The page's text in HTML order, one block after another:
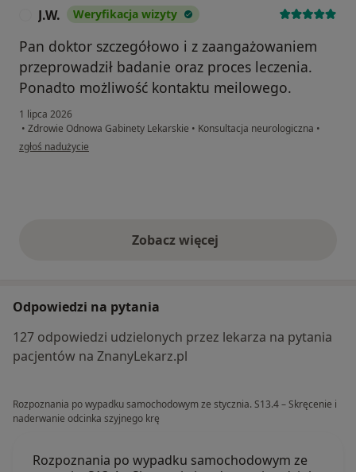
J.W. Weryfikacja wizyty
Pan doktor szczegółowo i z zaangażowaniem
przeprowadził badanie oraz proces leczenia.
Ponadto możliwość kontaktu meilowego.
1 lipca 2026
• Zdrowie Odnowa Gabinety Lekarskie • Konsultacja neurologiczna •
w opinii użytkownika J.W.
zgłoś nadużycie
Zobacz więcejopinie powyżej
Odpowiedzi na pytania
127 odpowiedzi udzielonych przez lekarza na pytania
pacjentów na ZnanyLekarz.pl
Rozpoznania po wypadku samochodowym ze stycznia. S13.4 – Skręcenie i
naderwanie odcinka szyjnego krę
Rozpoznania po wypadku samochodowym ze